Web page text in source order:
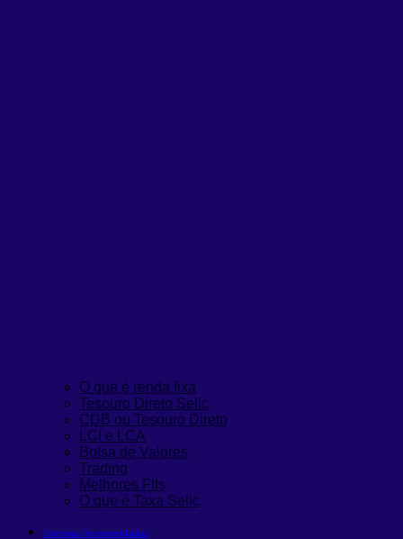
O que é renda fixa
Tesouro Direto Selic
CDB ou Tesouro Direto
LCI e LCA
Bolsa de Valores
Trading
Melhores FIIs
O que é Taxa Selic
Carteiras Recomendadas